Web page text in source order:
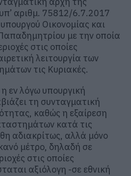
αριθμ. 75812/6.7.2017
Οικονομίας και
με την οποία
στις οποίες
λειτουργία των
τις Κυριακές.
εν λόγω υπουργική
τη συνταγματική
καθώς η εξαίρεση
κατά τις
αδιακρίτως, αλλά μόνο
μέτρο, δηλαδή σε
στις οποίες
αξιόλογη -σε εθνική